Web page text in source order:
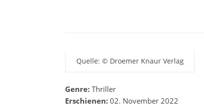
Quelle: © Droemer Knaur Verlag
Genre: Thriller
Erschienen: 02. November 2022